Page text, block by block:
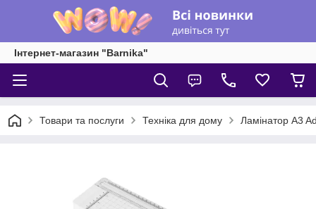
Інтернет-магазин "Barnika"
Товари та послуги Техніка для дому Ламінатор A3